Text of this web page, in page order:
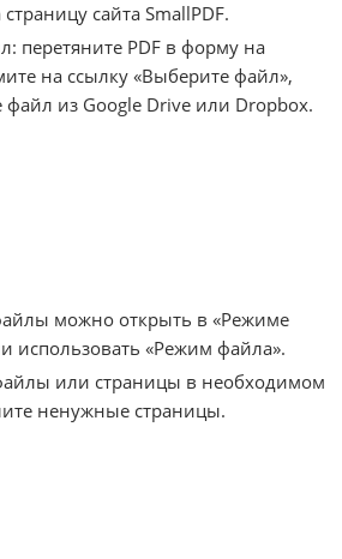
сайта SmallPDF.
перетяните PDF в форму на
на ссылку «Выберите файл»,
файл из Google Drive или Dropbox.
можно открыть в «Режиме
использовать «Режим файла».
или страницы в необходимом
ненужные страницы.